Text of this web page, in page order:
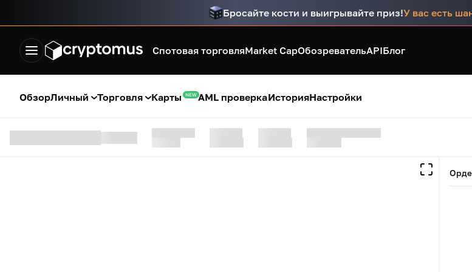
Бросайте кости и выигрывайте приз!У вас есть
Спотовая торговляMarket CapОбозревательAPIБлог
ОбзорЛичный Торговля Карты NEW AML проверкаИсторияНастройки